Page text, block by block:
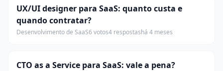
UX/UI designer para SaaS: quanto custa e
quando contratar?
Desenvolvimento de SaaS6 votos4 respostashá 4 meses
CTO as a Service para SaaS: vale a pena?